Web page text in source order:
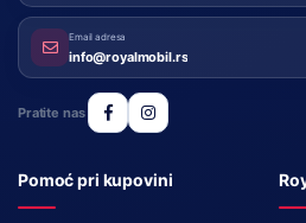
Email adresa
info@royalmobil.rs
Pratite nas
Pomoć pri kupovini